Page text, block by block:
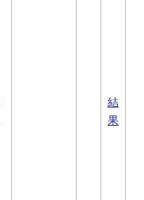
結
果